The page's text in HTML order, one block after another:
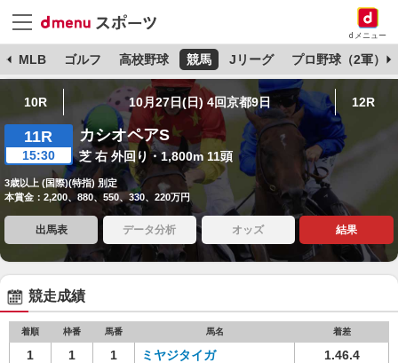
dメニュー
MLB ゴルフ 高校野球 競馬 Jリーグ プロ野球（2軍）
10R 10月27日(日) 4回京都9日 12R
11R
15:30
カシオペアS
芝 右 外回り・1,800m 11頭
3歳以上 (国際)(特指) 別定
本賞金：2,200、880、550、330、220万円
出馬表 データ分析 オッズ 結果
競走成績
着順 枠番 馬番 馬名 着差
1 1 1 ミヤジタイガ
1.46.4